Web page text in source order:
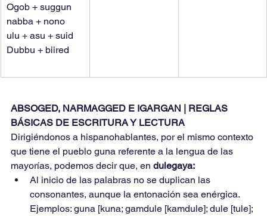
Ogob + suggun
nabba + nono
ulu + asu + suid
Dubbu + biired
ABSOGED, NARMAGGED E IGARGAN | REGLAS
BÁSICAS DE ESCRITURA Y LECTURA
Dirigiéndonos a hispanohablantes, por el mismo contexto
que tiene el pueblo guna referente a la lengua de las
mayorías, podemos decir que, en dulegaya:
Al inicio de las palabras no se duplican las
consonantes, aunque la entonación sea enérgica.
Ejemplos: guna [kuna; gamdule [kamdule]; dule [tule];